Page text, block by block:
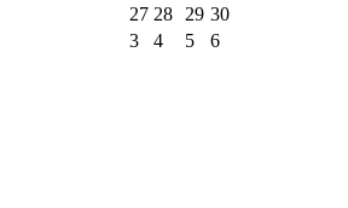
27 28 29 30
3 4 5 6